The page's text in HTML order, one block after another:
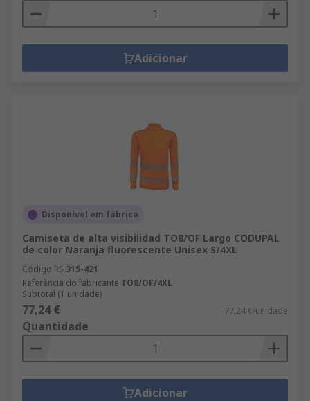
Adicionar
Disponível em fábrica
Camiseta de alta visibilidad TO8/OF Largo CODUPAL
de color Naranja fluorescente Unisex S/4XL
Código RS 315-421
Referência do fabricante TO8/OF/4XL
Subtotal (1 unidade)
77,24 € 77,24 €/unidade
Quantidade
Adicionar